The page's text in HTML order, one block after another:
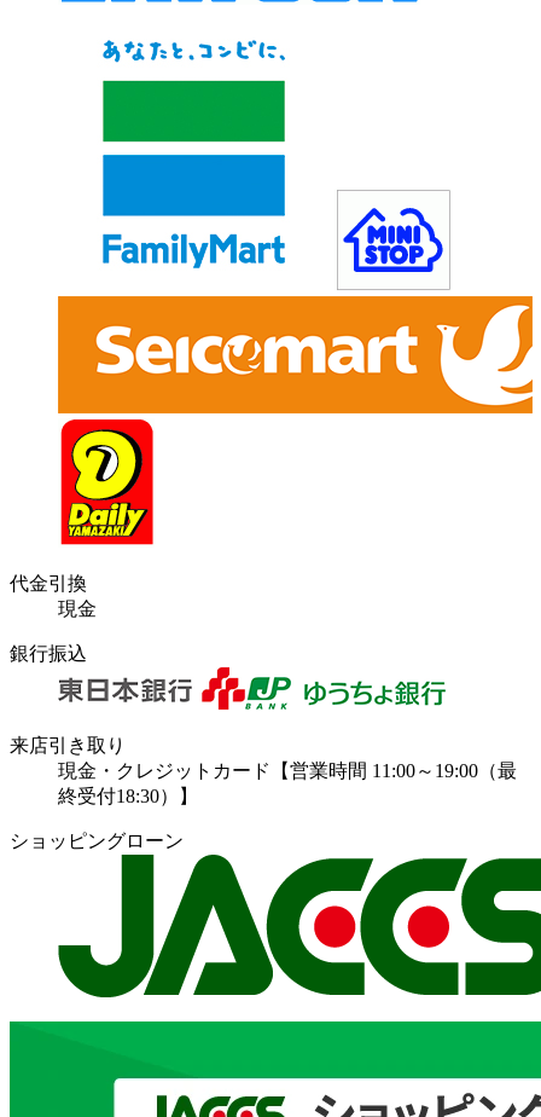
代金引換
現金
銀行振込
来店引き取り
現金・クレジットカード【営業時間 11:00～19:00（最
終受付18:30）】
ショッピングローン